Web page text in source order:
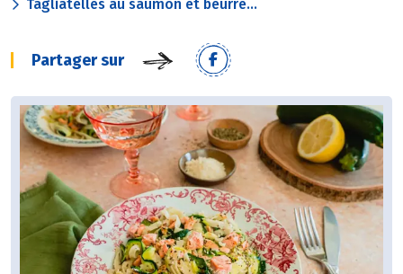
Tagliatelles au saumon et beurre...
Partager sur